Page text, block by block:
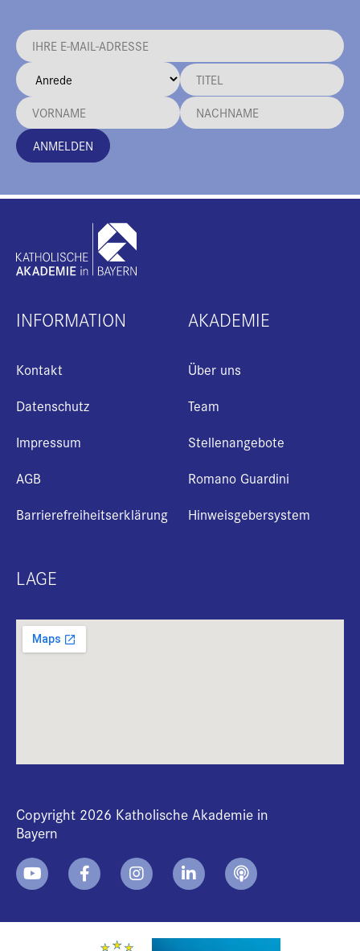
ANMELDEN
INFORMATION
Kontakt
Datenschutz
Impressum
AGB
Barrierefreiheitserklärung
AKADEMIE
Über uns
Team
Stellenangebote
Romano Guardini
Hinweisgebersystem
LAGE
Copyright 2026 Katholische Akademie in
Bayern